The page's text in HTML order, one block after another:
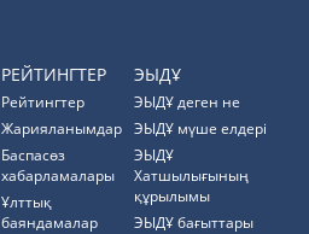
РЕЙТИНГТЕР
Рейтингтер
Жарияланымдар
Баспасөз
хабарламалары
Ұлттық
баяндамалар
ЭЫДҰ
ЭЫДҰ деген не
ЭЫДҰ мүше елдері
ЭЫДҰ
Хатшылығының
құрылымы
ЭЫДҰ бағыттары